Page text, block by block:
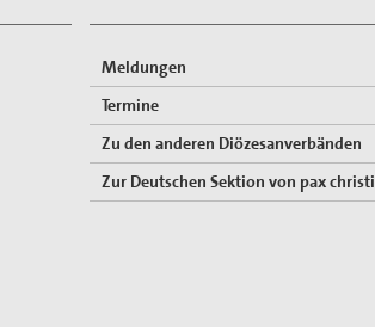
Meldungen
Termine
Zu den anderen Diözesanverbänden
Zur Deutschen Sektion von pax christi